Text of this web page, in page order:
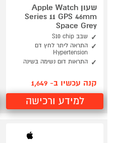
שעון Apple Watch
Series 11 GPS 46mm
Space Grey
שבב S10 chip
התראה ליתר לחץ דם
Hypertension
התראות דום נשימה בשינה
קנה עכשיו ב- 1,649
למידע ורכישה